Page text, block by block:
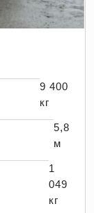
9 400
кг
5,8
м
1
049
кг